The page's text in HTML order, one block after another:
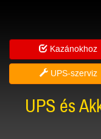
Kazánokhoz
UPS-szerviz
UPS és